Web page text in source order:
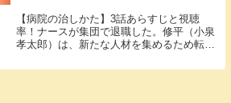
【病院の治しかた】3話あらすじと視聴
率！ナースが集団で退職した。修平（小泉
孝太郎）は、新たな人材を集めるため転職
時間医療を目指した。